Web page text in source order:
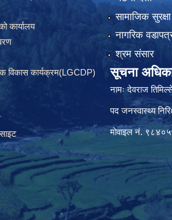
कार्यालय
विकास कार्यक्रम(LGCDP)
सामाजिक सुरक्षा
नागरिक
श्रम संसार
सूचना
नामः देवराज
पद जनस्वास्थ्य
मोवाइल नं.